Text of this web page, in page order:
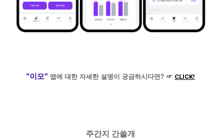
"이모" 앱에 대한 자세한 설명이 궁금하시다면? ☞ CLICK!
주간지 간쓸개